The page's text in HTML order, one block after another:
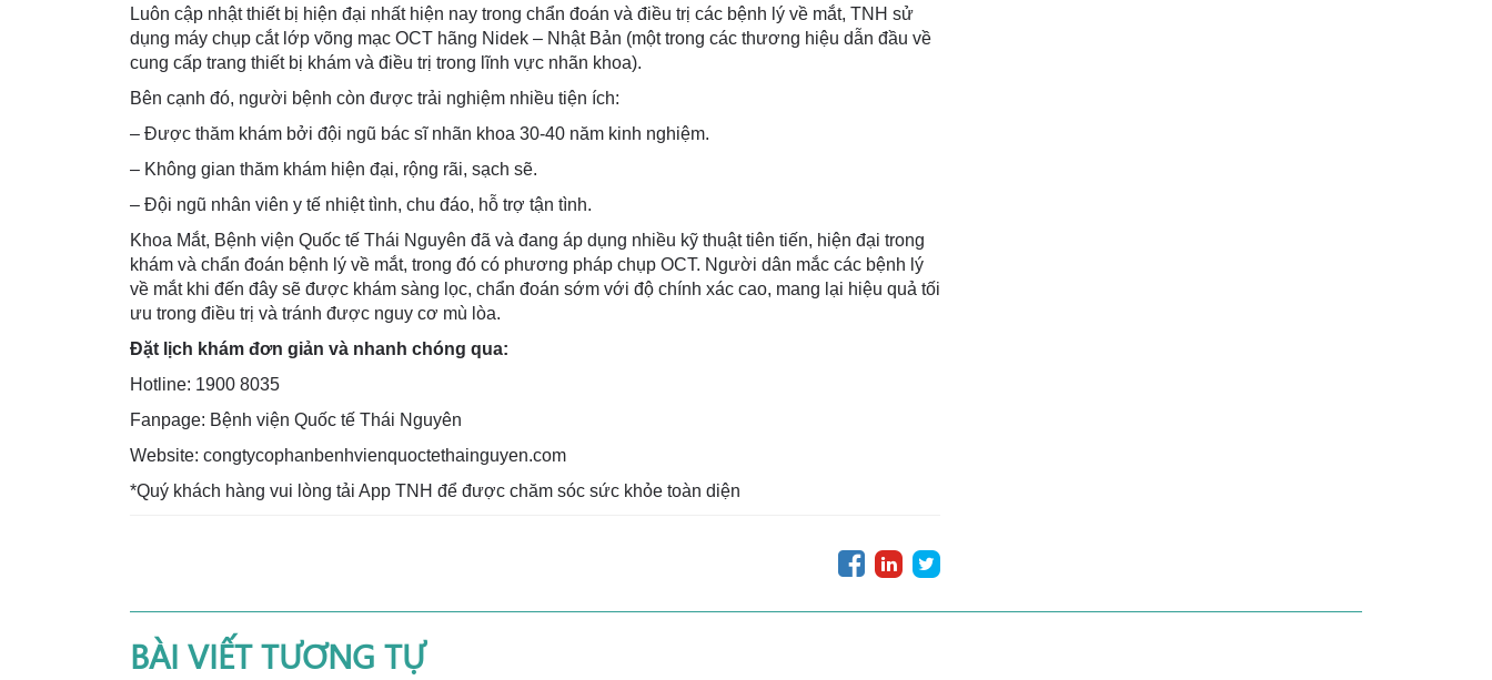
Luôn cập nhật thiết bị hiện đại nhất hiện nay trong chẩn đoán và điều trị các bệnh lý về mắt, TNH sử
dụng máy chụp cắt lớp võng mạc OCT hãng Nidek – Nhật Bản (một trong các thương hiệu dẫn đầu về
cung cấp trang thiết bị khám và điều trị trong lĩnh vực nhãn khoa).
Bên cạnh đó, người bệnh còn được trải nghiệm nhiều tiện ích:
– Được thăm khám bởi đội ngũ bác sĩ nhãn khoa 30-40 năm kinh nghiệm.
– Không gian thăm khám hiện đại, rộng rãi, sạch sẽ.
– Đội ngũ nhân viên y tế nhiệt tình, chu đáo, hỗ trợ tận tình.
Khoa Mắt, Bệnh viện Quốc tế Thái Nguyên đã và đang áp dụng nhiều kỹ thuật tiên tiến, hiện đại trong
khám và chẩn đoán bệnh lý về mắt, trong đó có phương pháp chụp OCT. Người dân mắc các bệnh lý
về mắt khi đến đây sẽ được khám sàng lọc, chẩn đoán sớm với độ chính xác cao, mang lại hiệu quả tối
ưu trong điều trị và tránh được nguy cơ mù lòa.
Đặt lịch khám đơn giản và nhanh chóng qua:
Hotline: 1900 8035
Fanpage: Bệnh viện Quốc tế Thái Nguyên
Website: congtycophanbenhvienquoctethainguyen.com
*Quý khách hàng vui lòng tải App TNH để được chăm sóc sức khỏe toàn diện
BÀI VIẾT TƯƠNG TỰ